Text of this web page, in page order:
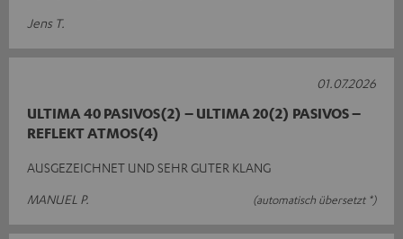
Jens T.
ULTIMA 40 PASIVOS(2) – ULTIMA 20(2) PASIVOS –
REFLEKT ATMOS(4)
AUSGEZEICHNET UND SEHR GUTER KLANG
MANUEL P.
(automatisch übersetzt *)
01.07.2026